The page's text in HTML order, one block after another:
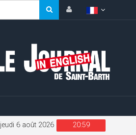
20:59
jeudi 6 août 2026